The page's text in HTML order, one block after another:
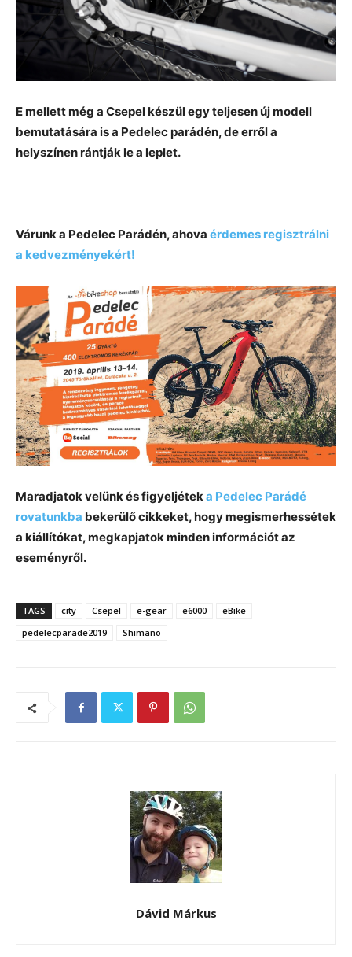
E mellett még a Csepel készül egy teljesen új modell
bemutatására is a Pedelec parádén, de erről a
helyszínen rántják le a leplet.
Várunk a Pedelec Parádén, ahova érdemes regisztrálni
a kedvezményekért!
Maradjatok velünk és figyeljéteka Pedelec Parádé
rovatunkba bekerülő cikkeket, hogy megismerhessétek
a kiállítókat, megkapjatok minden információt az
eseményről.
TAGS city Csepel e-gear e6000
eBike
pedelecparade2019
Shimano
Dávid Márkus